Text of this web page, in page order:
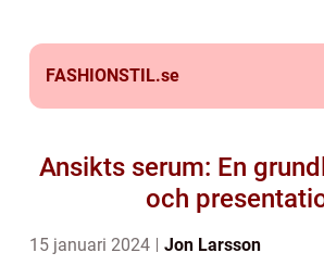
FASHIONSTIL.se
Ansikts serum: En
och
15 januari 2024 Jon Larsson